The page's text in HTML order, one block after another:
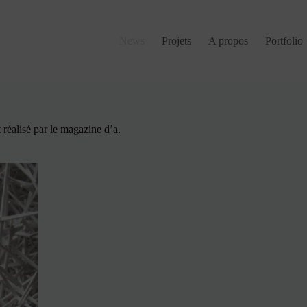
Projets A propos Portfolio
réalisé par le magazine d’a.